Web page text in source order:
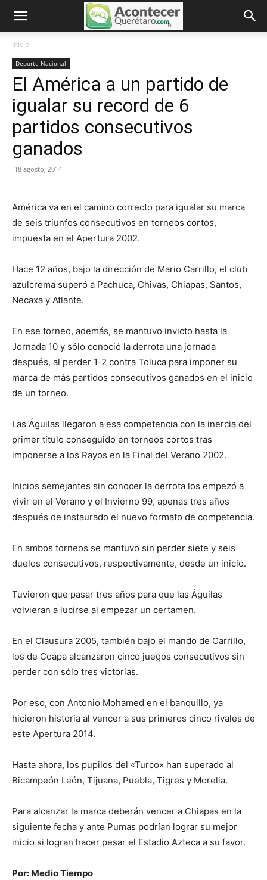
Inicio
Deporte Nacional
El América a un partido de
igualar su record de 6
partidos consecutivos
ganados
18 agosto, 2014
América va en el camino correcto para igualar su marca
de seis triunfos consecutivos en torneos cortos,
impuesta en el Apertura 2002.
Hace 12 años, bajo la dirección de Mario Carrillo, el club
azulcrema superó a Pachuca, Chivas, Chiapas, Santos,
Necaxa y Atlante.
En ese torneo, además, se mantuvo invicto hasta la
Jornada 10 y sólo conoció la derrota una jornada
después, al perder 1-2 contra Toluca para imponer su
marca de más partidos consecutivos ganados en el inicio
de un torneo.
Las Águilas llegaron a esa competencia con la inercia del
primer título conseguido en torneos cortos tras
imponerse a los Rayos en la Final del Verano 2002.
Inicios semejantes sin conocer la derrota los empezó a
vivir en el Verano y el Invierno 99, apenas tres años
después de instaurado el nuevo formato de competencia.
En ambos torneos se mantuvo sin perder siete y seis
duelos consecutivos, respectivamente, desde un inicio.
Tuvieron que pasar tres años para que las Águilas
volvieran a lucirse al empezar un certamen.
En el Clausura 2005, también bajo el mando de Carrillo,
los de Coapa alcanzaron cinco juegos consecutivos sin
perder con sólo tres victorias.
Por eso, con Antonio Mohamed en el banquillo, ya
hicieron historia al vencer a sus primeros cinco rivales de
este Apertura 2014.
Hasta ahora, los pupilos del «Turco» han superado al
Bicampeón León, Tijuana, Puebla, Tigres y Morelia.
Para alcanzar la marca deberán vencer a Chiapas en la
siguiente fecha y ante Pumas podrían lograr su mejor
inicio si logran hacer pesar el Estadio Azteca a su favor.
Por: Medio Tiempo